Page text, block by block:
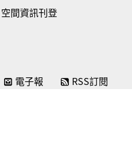
空間資訊刊登
電子報 RSS訂閱